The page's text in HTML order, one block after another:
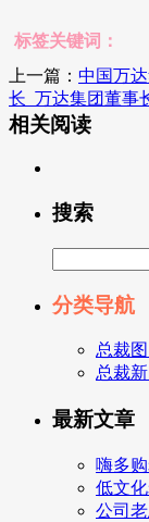
标签关键词：
上一篇： 中国万
长_万达集团董事
相关阅读
搜索
分类导航
总裁
总裁
最新文章
嗨多
低文
公司